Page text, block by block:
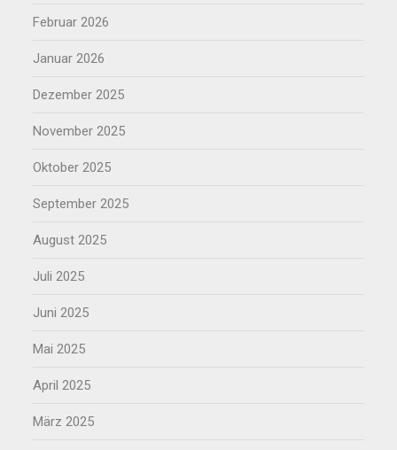
Februar 2026
Januar 2026
Dezember 2025
November 2025
Oktober 2025
September 2025
August 2025
Juli 2025
Juni 2025
Mai 2025
April 2025
März 2025